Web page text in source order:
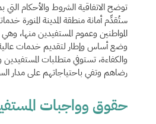
توضح الاتفاقية الشروط والأحكام التي
ستُقدِّم أمانة منطقة المدينة المنورة
المواطنين وعموم المستفيدين منها،
وضع أساس وإطار لتقديم خدمات
والكفاءة، تستوفي متطلبات
رضاهم وتفي باحتياجاتهم على مدار
حقوق وواجبات